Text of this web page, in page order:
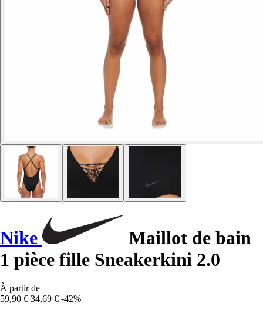
Nike
Maillot de bain
1 pièce fille Sneakerkini 2.0
À partir de
59,90 € 34,69 € -42%